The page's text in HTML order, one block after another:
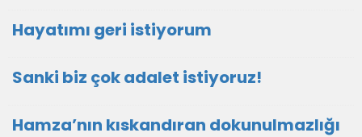
Hayatımı geri istiyorum
Sanki biz çok adalet istiyoruz!
Hamza’nın kıskandıran dokunulmazlığı